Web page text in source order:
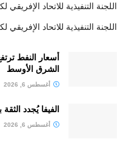
اللجنة التنفيذية للاتحاد الإفريقي
اللجنة التنفيذية للاتحاد الإفريقي
أسعار النفط
الشرق الأوسط
أغسطس 6, 2026
الفيفا يُجدد الثقة
أغسطس 6, 2026